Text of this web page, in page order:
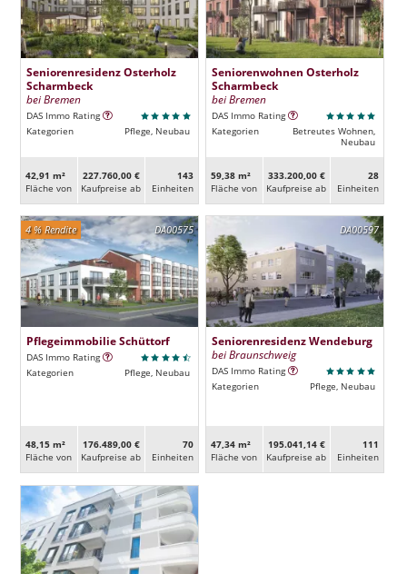
Seniorenresidenz Osterholz
Scharmbeck
bei Bremen
DAS Immo Rating
Kategorien
Pflege, Neubau
42,91 m²
Fläche von
227.760,00 €
Kaufpreise ab
143
Ein­heiten
Seniorenwohnen Osterholz
Scharmbeck
bei Bremen
DAS Immo Rating
Kategorien
Betreutes Wohnen,
Neubau
59,38 m²
Fläche von
333.200,00 €
Kaufpreise ab
28
Ein­heiten
DA00575
4 % Rendite
Pflegeimmobilie Schüttorf
DAS Immo Rating
Kategorien
Pflege, Neubau
48,15 m²
Fläche von
176.489,00 €
Kaufpreise ab
70
Ein­heiten
DA00597
Seniorenresidenz Wendeburg
bei Braunschweig
DAS Immo Rating
Kategorien
Pflege, Neubau
47,34 m²
Fläche von
195.041,14 €
Kaufpreise ab
111
Ein­heiten